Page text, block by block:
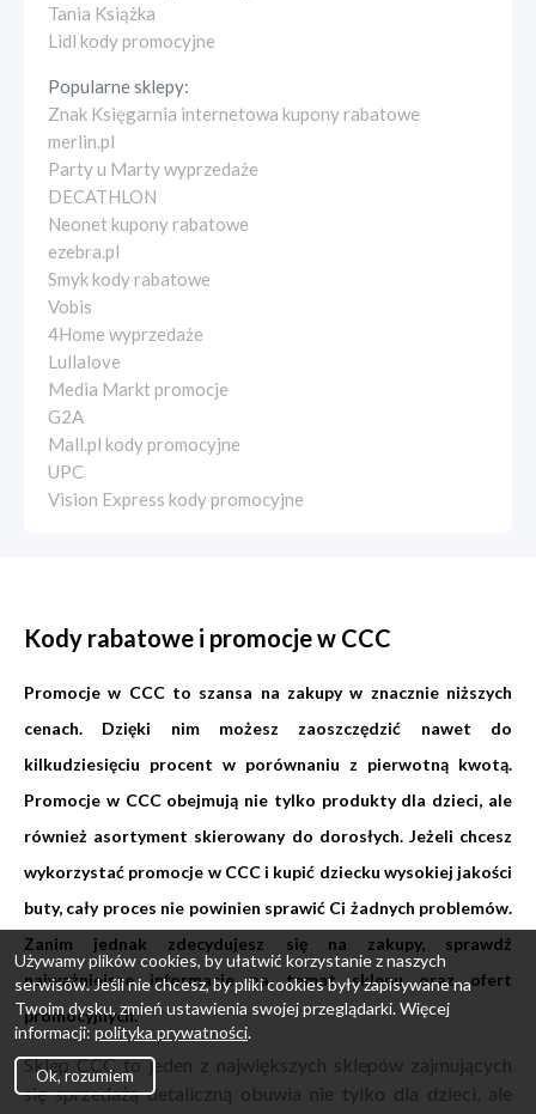
Tania Książka
Lidl kody promocyjne
Popularne sklepy:
Znak Księgarnia internetowa kupony rabatowe
merlin.pl
Party u Marty wyprzedaże
DECATHLON
Neonet kupony rabatowe
ezebra.pl
Smyk kody rabatowe
Vobis
4Home wyprzedaże
Lullalove
Media Markt promocje
G2A
Mall.pl kody promocyjne
UPC
Vision Express kody promocyjne
Kody rabatowe i promocje w CCC
Promocje w CCC to szansa na zakupy w znacznie niższych
cenach. Dzięki nim możesz zaoszczędzić nawet do
kilkudziesięciu procent w porównaniu z pierwotną kwotą.
Promocje w CCC obejmują nie tylko produkty dla dzieci, ale
również asortyment skierowany do dorosłych. Jeżeli chcesz
wykorzystać promocje w CCC i kupić dziecku wysokiej jakości
buty, cały proces nie powinien sprawić Ci żadnych problemów.
Zanim jednak zdecydujesz się na zakupy, sprawdź
najważniejsze informacje na temat sklepu oraz ofert
promocyjnych.
Sklep CCC to jeden z największych sklepów zajmujących
się sprzedażą detaliczną obuwia nie tylko dla dzieci, ale
Używamy plików cookies, by ułatwić korzystanie z naszych
serwisów. Jeśli nie chcesz, by pliki cookies były zapisywane na
Twoim dysku, zmień ustawienia swojej przeglądarki. Więcej
informacji: polityka prywatności.
Ok, rozumiem